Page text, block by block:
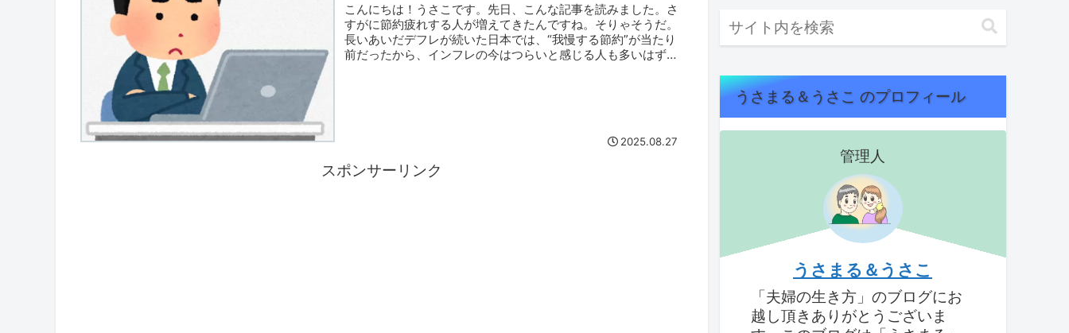
こんにちは！うさこです。先日、こんな記事を読みました。さ
すがに節約疲れする人が増えてきたんですね。そりゃそうだ。
長いあいだデフレが続いた日本では、“我慢する節約”が当たり
前だったから、インフレの今はつらいと感じる人も多いはず！
2025.08.27
スポンサーリンク
うさまる＆うさこ のプロフィール
管理人
うさまる＆うさこ
「夫婦の生き方」のブログにお
越し頂きありがとうございま